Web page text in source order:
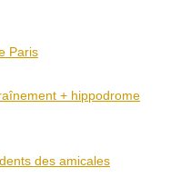
Paris
+ hippodrome
des amicales